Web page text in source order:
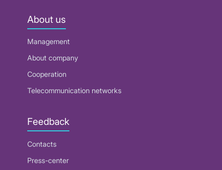
About us
Management
About company
Cooperation
Telecommunication networks
Feedback
Contacts
Press-center